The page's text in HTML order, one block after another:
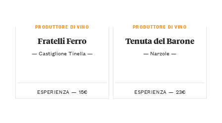
PRODUTTORE DI VINO
Fratelli Ferro
— Castiglione Tinella —
ESPERIENZA — 15€
PRODUTTORE DI VINO
Tenuta del Barone
— Narzole —
ESPERIENZA — 23€